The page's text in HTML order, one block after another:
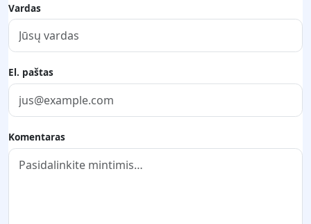
Vardas
El. paštas
Komentaras